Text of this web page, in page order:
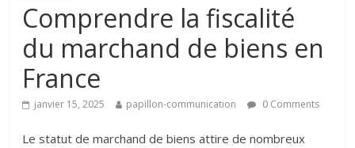
Comprendre la fiscalité
du marchand de biens en
France
janvier 15, 2025 papillon-communication 0 Comments
Le statut de marchand de biens attire de nombreux